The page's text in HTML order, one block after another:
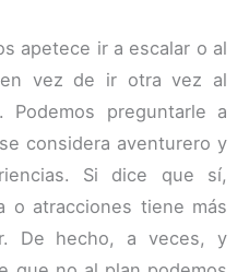
apetece ir a escalar o al
vez de ir otra vez al
Podemos preguntarle a
considera aventurero y
Si dice que sí,
o atracciones tiene más
De hecho, a veces, y